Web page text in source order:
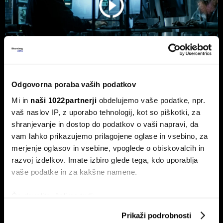
Odgovorna poraba vaših podatkov
Mi in naši 1022partnerji obdelujemo vaše podatke, npr.
vaš naslov IP, z uporabo tehnologij, kot so piškotki, za
shranjevanje in dostop do podatkov o vaši napravi, da
vam lahko prikazujemo prilagojene oglase in vsebino, za
merjenje oglasov in vsebine, vpoglede o obiskovalcih in
razvoj izdelkov. Imate izbiro glede tega, kdo uporablja
vaše podatke in za kakšne namene.
Če dovolite, želimo tudi:
Zbirati informacije o vaši geografski lokaciji, ki so
Prikaži podrobnosti
Top 5 novic za začetek dneva: nov
val kibernetskih napadov na Wall
Streetu
To so najpomembnejše poslovne novice za začetek dneva.